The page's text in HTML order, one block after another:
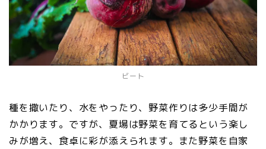
ビート
種を撒いたり、水をやったり、野菜作りは多少手間が
かかります。ですが、夏場は野菜を育てるという楽し
みが増え、食卓に彩が添えられます。また野菜を自家